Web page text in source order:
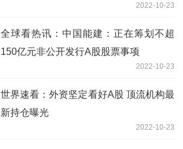
2022-10-23
全球看热讯：中国能建：正在筹划不超
150亿元非公开发行A股股票事项
2022-10-23
世界速看：外资坚定看好A股 顶流机构最
新持仓曝光
2022-10-23